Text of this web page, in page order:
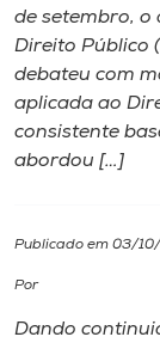
I.nova
Cultura
de setembro, o
Direito Público
debateu com
aplicada ao
consistente
abordou […]
Publicado em 03/10/
Por
Dando